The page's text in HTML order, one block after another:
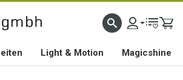
BIKEZUBEHÖR SEIT 2010
Light & Motion Magicshine